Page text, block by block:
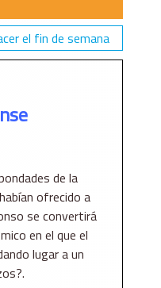
el fin de semana
de la
ofrecido a
se convertirá
en el que el
lugar a un